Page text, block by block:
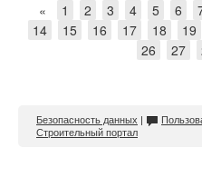
« 1 2 3 4 5 6
14
15 16 17 18 19
26
27
Безопасность данных |
Строительный портал